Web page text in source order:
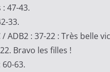
47-43.
33.
/ ADB2 : 37-22 : Très belle
Bravo les filles !
63.